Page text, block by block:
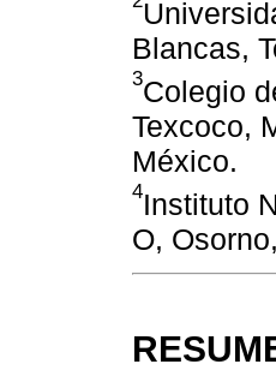
Blancas,
3Colegio
Texcoco,
México.
4Instituto
O,